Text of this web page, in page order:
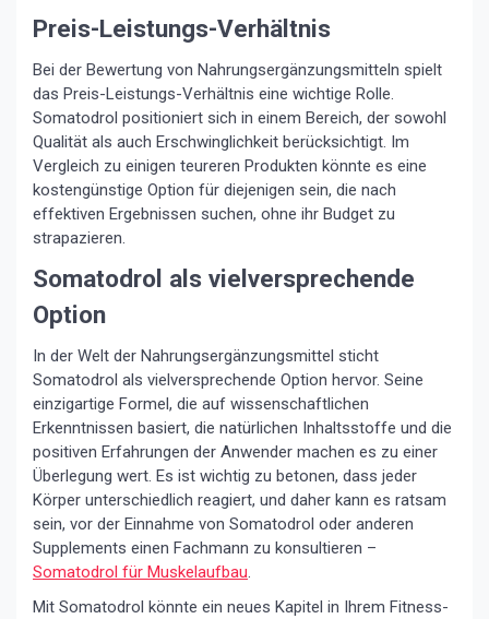
Preis-Leistungs-Verhältnis
Bei der Bewertung von Nahrungsergänzungsmitteln spielt
das Preis-Leistungs-Verhältnis eine wichtige Rolle.
Somatodrol positioniert sich in einem Bereich, der sowohl
Qualität als auch Erschwinglichkeit berücksichtigt. Im
Vergleich zu einigen teureren Produkten könnte es eine
kostengünstige Option für diejenigen sein, die nach
effektiven Ergebnissen suchen, ohne ihr Budget zu
strapazieren.
Somatodrol als vielversprechende
Option
In der Welt der Nahrungsergänzungsmittel sticht
Somatodrol als vielversprechende Option hervor. Seine
einzigartige Formel, die auf wissenschaftlichen
Erkenntnissen basiert, die natürlichen Inhaltsstoffe und die
positiven Erfahrungen der Anwender machen es zu einer
Überlegung wert. Es ist wichtig zu betonen, dass jeder
Körper unterschiedlich reagiert, und daher kann es ratsam
sein, vor der Einnahme von Somatodrol oder anderen
Supplements einen Fachmann zu konsultieren –
Somatodrol für Muskelaufbau.
Mit Somatodrol könnte ein neues Kapitel in Ihrem Fitness-